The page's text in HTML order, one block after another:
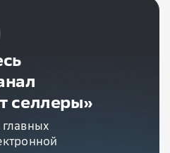
селлеры»